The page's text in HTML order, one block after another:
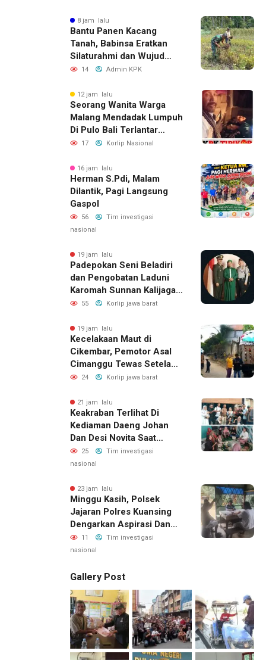
8 jam lalu
Bantu Panen Kacang
Tanah, Babinsa Eratkan
Silaturahmi dan Wujud
Kepedulian kepada Petani
14 Admin KPK
12 jam lalu
Seorang Wanita Warga
Malang Mendadak Lumpuh
Di Pulo Bali Terlantar
Selama 3 Hari Tidak Ada
Korban Menghubungi
YUNUS WAHYUDI Aktivis
Banyuwangi Dan Langsung
Di Tolong Untuk Perawatan
Lebih Lanjut
17 Korlip Nasional
16 jam lalu
Herman S.Pdi, Malam
Dilantik, Pagi Langsung
Gaspol
56
Tim investigasi
nasional
19 jam lalu
Padepokan Seni Beladiri
dan Pengobatan Laduni
Karomah Sunnan Kalijaga
Buka Ijazah Ilmu Laduni
55 Korlip jawa barat
19 jam lalu
Kecelakaan Maut di
Cikembar, Pemotor Asal
Cimanggu Tewas Setelah
Terpental Masuk Kolong
24 Korlip jawa barat
21 jam lalu
Keakraban Terlihat Di
Kediaman Daeng Johan
Dan Desi Novita Saat
Puluhan Awak Media Hadir
Dalam Rangka Acara Rutin
Sekaligus Doa Syukuran
Menempati Rumah Baru
25
Tim investigasi
nasional
23 jam lalu
Minggu Kasih, Polsek
Jajaran Polres Kuansing
Dengarkan Aspirasi Dan
Keluhan Masyarakat
11
Tim investigasi
nasional
Gallery Post